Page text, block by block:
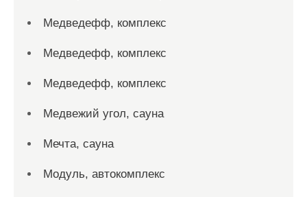
Медведефф, комплекс
Медведефф, комплекс
Медведефф, комплекс
Медвежий угол, сауна
Мечта, сауна
Модуль, автокомплекс